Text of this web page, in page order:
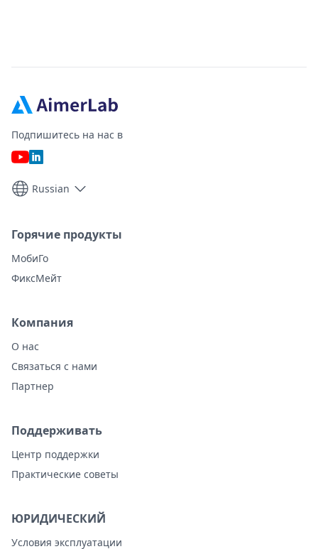
Подпишитесь на нас в
Russian
Горячие продукты
МобиГо
ФиксМейт
Компания
О нас
Связаться с нами
Партнер
Поддерживать
Центр поддержки
Практические советы
ЮРИДИЧЕСКИЙ
Условия эксплуатации